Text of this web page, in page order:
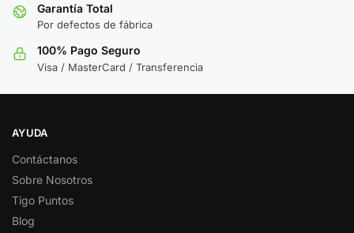
Garantía Total
Por defectos de fábrica
100% Pago Seguro
Visa / MasterCard / Transferencia
AYUDA
Contáctanos
Sobre Nosotros
Tigo Puntos
Blog